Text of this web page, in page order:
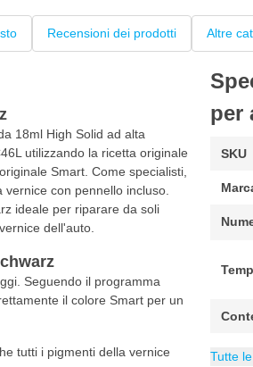
Recensioni dei prodotti Altre
18ml High Solid ad alta
utilizzando la ricetta originale
Smart. Come specialisti,
con pennello incluso.
ideale per riparare da soli
dell'auto.
Seguendo il programma
il colore Smart per un
tutti i pigmenti della vernice
per
SKU
Tutte